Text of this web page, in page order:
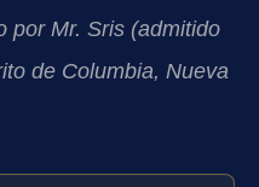
por Mr. Sris (admitido
de Columbia, Nueva